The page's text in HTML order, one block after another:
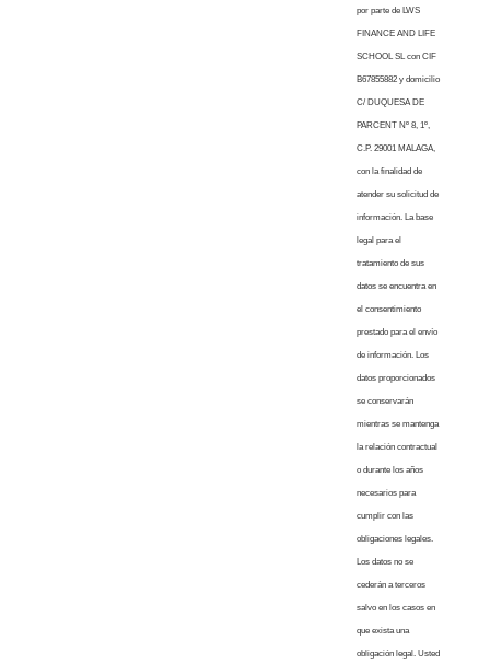
por parte de LWS
FINANCE AND LIFE
SCHOOL SL con CIF
B67855882 y domicilio
C/ DUQUESA DE
PARCENT Nº 8, 1º,
C.P. 29001 MALAGA,
con la finalidad de
atender su solicitud de
información. La base
legal para el
tratamiento de sus
datos se encuentra en
el consentimiento
prestado para el envío
de información. Los
datos proporcionados
se conservarán
mientras se mantenga
la relación contractual
o durante los años
necesarios para
cumplir con las
obligaciones legales.
Los datos no se
cederán a terceros
salvo en los casos en
que exista una
obligación legal. Usted